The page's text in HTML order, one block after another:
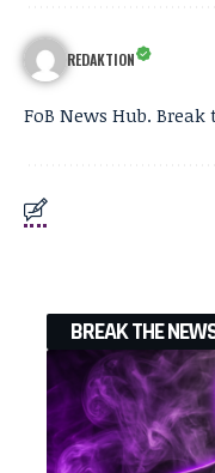
REDAKTION
FoB News Hub. Break
BREAK THE